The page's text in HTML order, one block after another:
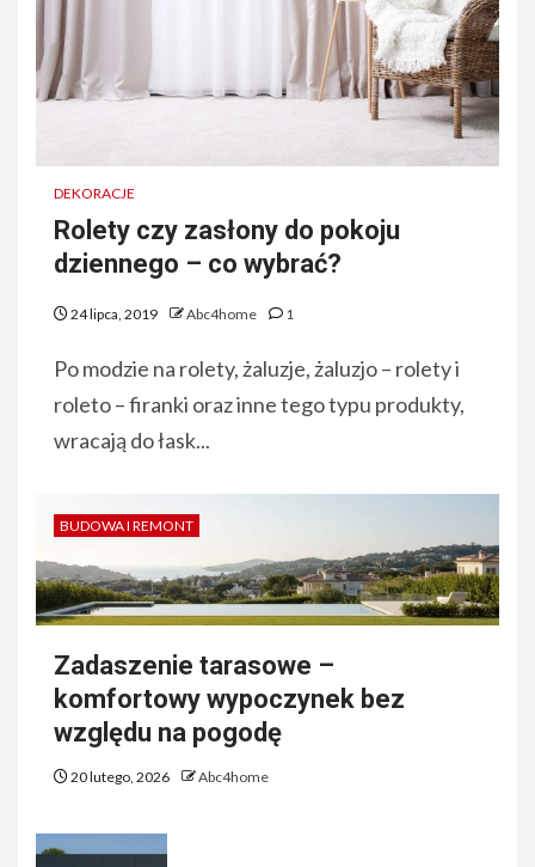
DEKORACJE
Rolety czy zasłony do pokoju
dziennego – co wybrać?
24 lipca, 2019 Abc4home 1
Po modzie na rolety, żaluzje, żaluzjo – rolety i
roleto – firanki oraz inne tego typu produkty,
wracają do łask...
BUDOWA I REMONT
Zadaszenie tarasowe –
komfortowy wypoczynek bez
względu na pogodę
20 lutego, 2026 Abc4home